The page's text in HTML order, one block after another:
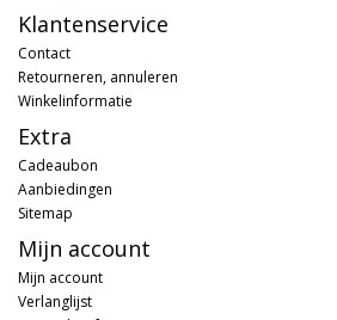
Klantenservice
Contact
Retourneren, annuleren
Winkelinformatie
Extra
Cadeaubon
Aanbiedingen
Sitemap
Mijn account
Mijn account
Verlanglijst